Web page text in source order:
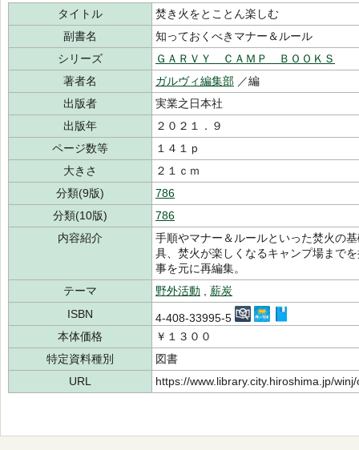
タイトル
焚き火をとことん楽しむ
副書名
知っておくべきマナー＆ルール
シリーズ
ＧＡＲＶＹ ＣＡＭＰ ＢＯＯＫＳ
著者名
ガルヴィ編集部 ／編
出版者
実業之日本社
出版年
２０２１．９
ページ数等
１４１ｐ
大きさ
２１ｃｍ
分類(9版)
786
分類(10版)
786
内容紹介
手順やマナー＆ルールといった焚火の
具、焚火が楽しくなるキャンプ場まで
事を元に再編集。
テーマ
野外活動
薪炭
ISBN
4-408-33995-5
本体価格
￥１３００
特定資料種別
図書
URL
https://www.library.city.hiroshima.jp/